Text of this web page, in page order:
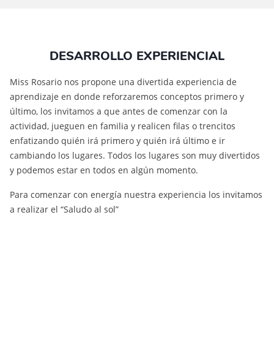
DESARROLLO EXPERIENCIAL
Miss Rosario nos propone una divertida experiencia de
aprendizaje en donde reforzaremos conceptos primero y
último, los invitamos a que antes de comenzar con la
actividad, jueguen en familia y realicen filas o trencitos
enfatizando quién irá primero y quién irá último e ir
cambiando los lugares. Todos los lugares son muy divertidos
y podemos estar en todos en algún momento.
Para comenzar con energía nuestra experiencia los invitamos
a realizar el “Saludo al sol”